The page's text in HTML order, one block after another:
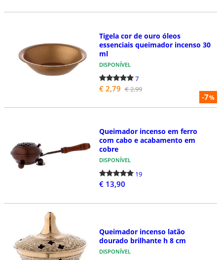
-7%
Tigela cor de ouro óleos
essenciais queimador incenso 30
ml
DISPONÍVEL
7
€ 2,79 € 2,99
Queimador incenso em ferro
com cabo e acabamento em
cobre
DISPONÍVEL
19
€ 13,90
Queimador incenso latão
dourado brilhante h 8 cm
DISPONÍVEL